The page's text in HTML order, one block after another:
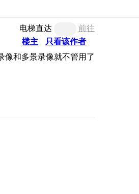
电梯直达
前往
楼主
只看该作者
像和多景录像就不管用了